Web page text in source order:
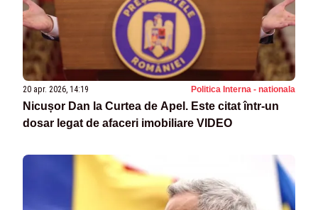
20 apr. 2026, 14:19 Politica Interna - nationala
Nicușor Dan la Curtea de Apel. Este citat într-un
dosar legat de afaceri imobiliare VIDEO